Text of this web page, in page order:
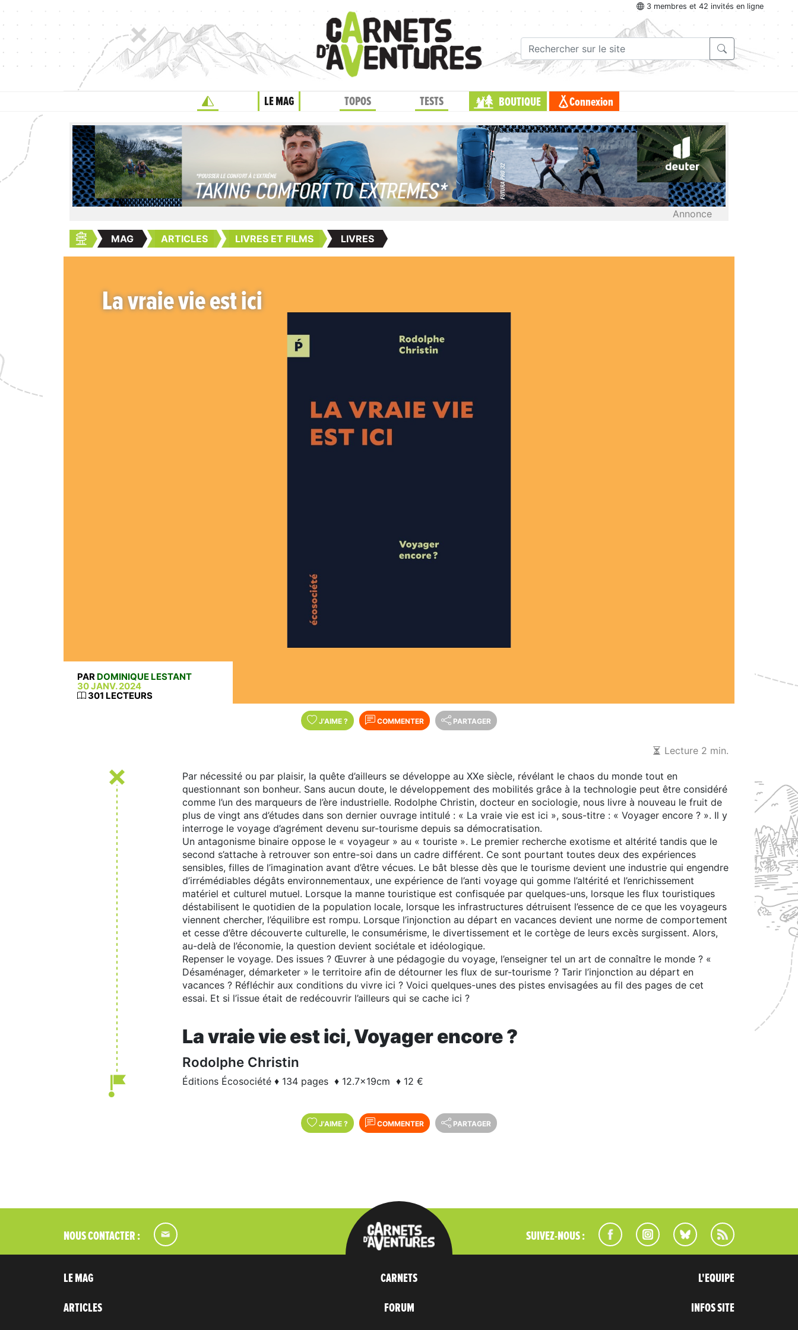
3 membres et 42 invités en ligne
LE MAG TOPOS TESTS BOUTIQUE Connexion
Annonce
MAG ARTICLES LIVRES ET FILMS LIVRES
La vraie vie est ici
PAR DOMINIQUE LESTANT
30 JANV. 2024
301 LECTEURS
J'AIME ? COMMENTER PARTAGER
Lecture 2 min.
Par nécessité ou par plaisir, la quête d’ailleurs se développe au XXe siècle, révélant le chaos du monde tout en
questionnant son bonheur. Sans aucun doute, le développement des mobilités grâce à la technologie peut être considéré
comme l’un des marqueurs de l’ère industrielle. Rodolphe Christin, docteur en sociologie, nous livre à nouveau le fruit de
plus de vingt ans d’études dans son dernier ouvrage intitulé : « La vraie vie est ici », sous-titre : « Voyager encore ? ». Il y
interroge le voyage d’agrément devenu sur-tourisme depuis sa démocratisation.
Un antagonisme binaire oppose le « voyageur » au « touriste ». Le premier recherche exotisme et altérité tandis que le
second s’attache à retrouver son entre-soi dans un cadre différent. Ce sont pourtant toutes deux des expériences
sensibles, filles de l’imagination avant d’être vécues. Le bât blesse dès que le tourisme devient une industrie qui engendre
d’irrémédiables dégâts environnementaux, une expérience de l’anti voyage qui gomme l’altérité et l’enrichissement
matériel et culturel mutuel. Lorsque la manne touristique est confisquée par quelques-uns, lorsque les flux touristiques
déstabilisent le quotidien de la population locale, lorsque les infrastructures détruisent l’essence de ce que les voyageurs
viennent chercher, l’équilibre est rompu. Lorsque l’injonction au départ en vacances devient une norme de comportement
et cesse d’être découverte culturelle, le consumérisme, le divertissement et le cortège de leurs excès surgissent. Alors,
au-delà de l’économie, la question devient sociétale et idéologique.
Repenser le voyage. Des issues ? Œuvrer à une pédagogie du voyage, l’enseigner tel un art de connaître le monde ? «
Désaménager, démarketer » le territoire afin de détourner les flux de sur-tourisme ? Tarir l’injonction au départ en
vacances ? Réfléchir aux conditions du vivre ici ? Voici quelques-unes des pistes envisagées au fil des pages de cet
essai. Et si l’issue était de redécouvrir l’ailleurs qui se cache ici ?
La vraie vie est ici, Voyager encore ?
Rodolphe Christin
Éditions Écosociété ♦ 134 pages ♦ 12.7x19cm ♦ 12 €
J'AIME ? COMMENTER PARTAGER
NOUS CONTACTER : SUIVEZ-NOUS :
LE MAG
ARTICLES
CARNETS
FORUM
L'EQUIPE
INFOS SITE